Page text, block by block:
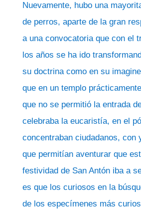
Nuevamente, hubo una
de perros, aparte de la gran
a una convocatoria que con el
los años se ha ido
su doctrina como en su
que en un templo
que no se permitió la entrada
celebraba la eucaristía, en el
concentraban ciudadanos, con
que permitían aventurar que
festividad de San Antón iba a
es que los curiosos en la
de los especímenes más